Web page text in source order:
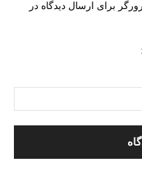
برای ارسال دیدگاه در